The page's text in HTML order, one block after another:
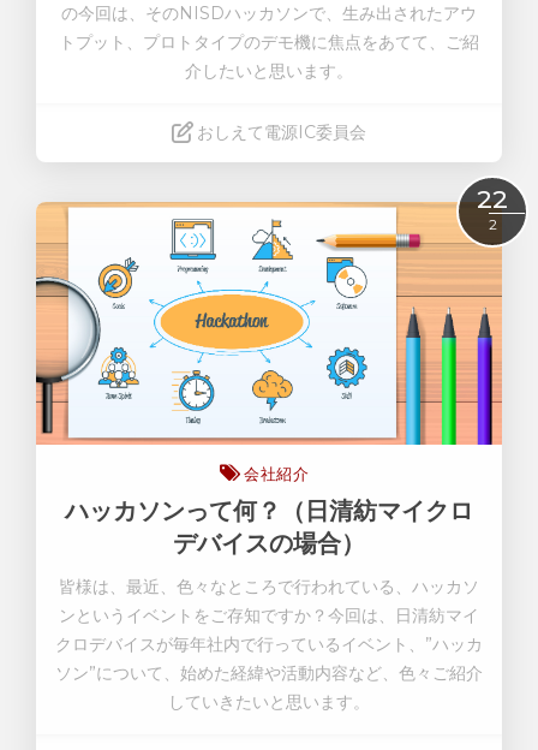
の今回は、そのNISDハッカソンで、生み出されたアウ
トプット、プロトタイプのデモ機に焦点をあてて、ご紹
介したいと思います。
おしえて電源IC委員会
22
2
会社紹介
ハッカソンって何？（日清紡マイクロ
デバイスの場合）
皆様は、最近、色々なところで行われている、ハッカソ
ンというイベントをご存知ですか？今回は、日清紡マイ
クロデバイスが毎年社内で行っているイベント、”ハッカ
ソン”について、始めた経緯や活動内容など、色々ご紹介
していきたいと思います。